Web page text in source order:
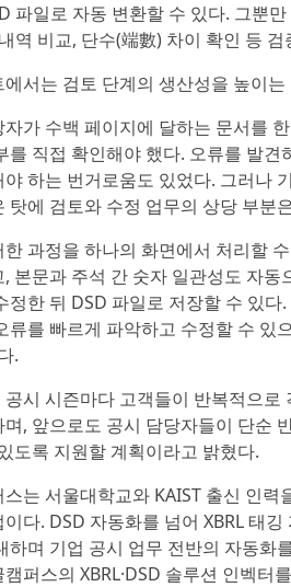
파일로 자동 변환할 수 있다. 그뿐
역 비교, 단수(端數) 차이 확인 등
서는 검토 단계의 생산성을 높이
가 수백 페이지에 달하는 문서를
를 직접 확인해야 했다. 오류를 발
하는 번거로움도 있었다. 그러나
탓에 검토와 수정 업무의 상당 부분
과정을 하나의 화면에서 처리할
본문과 주석 간 숫자 일관성도 자
정한 뒤 DSD 파일로 저장할 수 있
류를 빠르게 파악하고 수정할 수 있
.
시 시즌마다 고객들이 반복적으
, 앞으로도 공시 담당자들이 단순
도록 지원할 계획이라고 밝혔다.
는 서울대학교와 KAIST 출신 인
다. DSD 자동화를 넘어 XBRL 태
하며 기업 공시 업무 전반의 자동화
퍼스의 XBRL·DSD 솔루션 인벡